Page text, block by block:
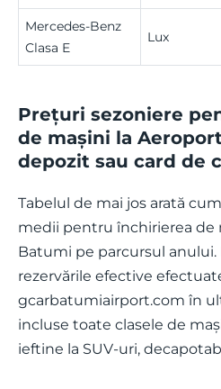
Mercedes-Benz
Clasa E
Lux
Prețuri sezoniere
de mașini la
depozit sau card de
Tabelul de mai jos arată
medii pentru închirierea de
Batumi pe parcursul anului.
rezervările efective
gcarbatumiairport.com în
incluse toate clasele de
ieftine la SUV-uri,